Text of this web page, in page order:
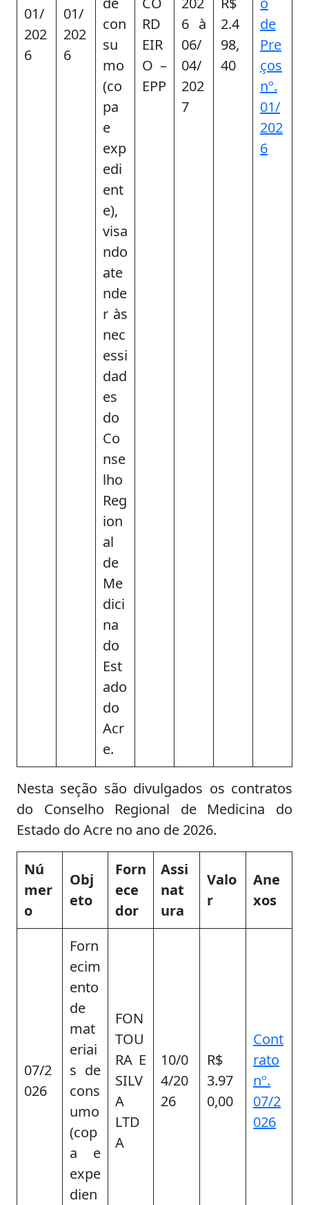
01/
202
6
01/
202
6
con
su
mo
(co
pa
e
exp
edi
ent
e),
visa
ndo
ate
nde
r às
nec
essi
dad
es
do
Co
nse
lho
Reg
ion
al
de
Me
dici
na
do
Est
ado
do
Acr
e.
RD
EIR
O –
EPP
6 à
06/
04/
202
7
2.4
98,
40
de
Pre
ços
nº.
01/
202
6
Nesta seção são divulgados os contratos
do Conselho Regional de Medicina do
Estado do Acre no ano de 2026.
Nú
mer
o
Obj
eto
Forn
ece
dor
Assi
nat
ura
Valo
r
Ane
xos
07/2
026
Forn
ecim
ento
de
mat
eriai
s de
cons
umo
(cop
a e
expe
dien
FON
TOU
RA E
SILV
A
LTD
A
10/0
4/20
26
R$
3.97
0,00
Cont
rato
nº.
07/2
026